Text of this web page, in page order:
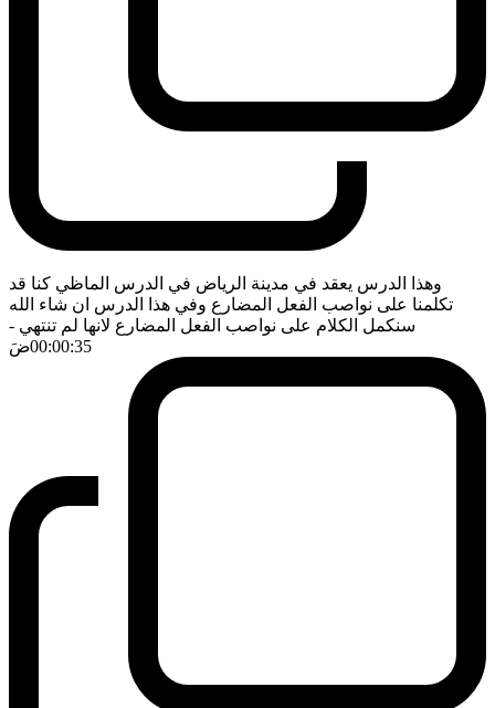
وهذا الدرس يعقد في مدينة الرياض في الدرس الماظي كنا قد
تكلمنا على نواصب الفعل المضارع وفي هذا الدرس ان شاء الله
سنكمل الكلام على نواصب الفعل المضارع لانها لم تنتهي -
00:00:35ضَ